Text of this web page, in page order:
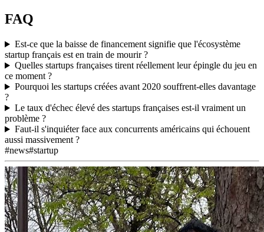
FAQ
Est-ce que la baisse de financement signifie que l'écosystème
startup français est en train de mourir ?
Quelles startups françaises tirent réellement leur épingle du jeu en
ce moment ?
Pourquoi les startups créées avant 2020 souffrent-elles davantage
?
Le taux d'échec élevé des startups françaises est-il vraiment un
problème ?
Faut-il s'inquiéter face aux concurrents américains qui échouent
aussi massivement ?
#news#startup